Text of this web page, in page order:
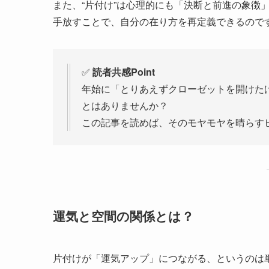
また、“片付け”は心理的にも「決断と前進の象
手放すことで、自分の在り方を再定義できるので
✅ 読者共感Point
年始に「とりあえずクローゼットを開け
とはありませんか？
この記事を読めば、そのモヤモヤを晴ら
運気と空間の関係とは？
片付けが「運気アップ」につながる、というの